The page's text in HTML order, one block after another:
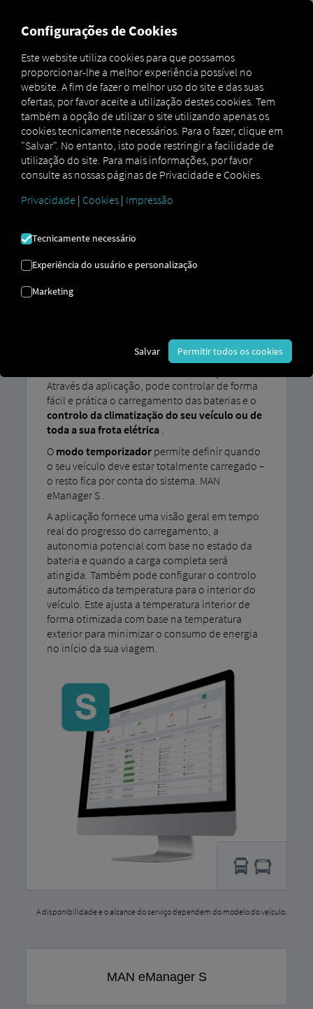
Marketplace MAN eManager S
MAN EMANAGER
S
eManager S
veículo elétrico da forma mais eficiente
possível, disponibilizamos os seguintes
Através da aplicação, pode controlar de forma
fácil e prática o carregamento das baterias e o
controlo da climatização do seu veículo ou de
toda a sua frota elétrica.
O modo temporizadorpermite definir quando
o seu veículo deve estar totalmente carregado –
o resto fica por conta do sistema. MAN
eManager S .
A aplicação fornece uma visão geral em tempo
real do progresso do carregamento, a
autonomia potencial com base no estado da
bateria e quando a carga completa será
atingida. Também pode configurar o controlo
automático da temperatura para o interior do
veículo. Este ajusta a temperatura interior de
forma otimizada com base na temperatura
exterior para minimizar o consumo de energia
no início da sua viagem.
A disponibilidade e o alcance do serviço dependem do modelo do veículo.
MAN eManager S
Configurações de Cookies
Este website utiliza cookies para que possamos
proporcionar-lhe a melhor experiência possível no
website. A fim de fazer o melhor uso do site e das suas
ofertas, por favor aceite a utilização destes cookies. Tem
também a opção de utilizar o site utilizando apenas os
cookies tecnicamente necessários. Para o fazer, clique em
"Salvar". No entanto, isto pode restringir a facilidade de
utilização do site. Para mais informações, por favor
consulte as nossas páginas de Privacidade e Cookies.
Privacidade | Cookies | Impressão
Tecnicamente necessário
Experiência do usuário e personalização
Marketing
Salvar Permitir todos os cookies